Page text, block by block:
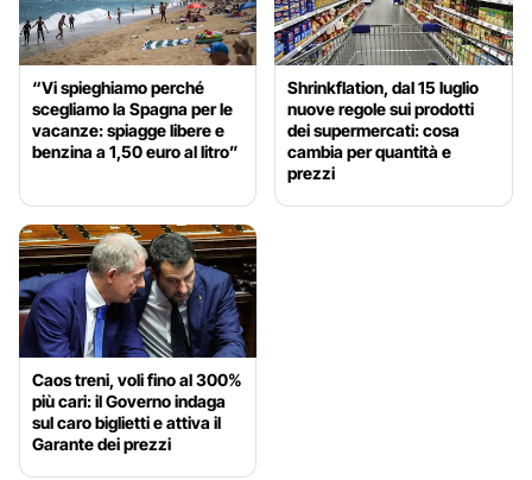
“Vi spieghiamo perché
scegliamo la Spagna per le
vacanze: spiagge libere e
benzina a 1,50 euro al litro”
Shrinkflation, dal 15 luglio
nuove regole sui prodotti
dei supermercati: cosa
cambia per quantità e
prezzi
Caos treni, voli fino al 300%
più cari: il Governo indaga
sul caro biglietti e attiva il
Garante dei prezzi